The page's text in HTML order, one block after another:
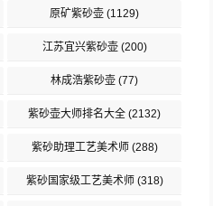
原矿紫砂壶 (1129)
江苏宜兴紫砂壶(200)
林成浩紫砂壶 (77)
紫砂壶大师排名大全 (2132)
紫砂助理工艺美术师(288)
紫砂国家级工艺美术师(318)